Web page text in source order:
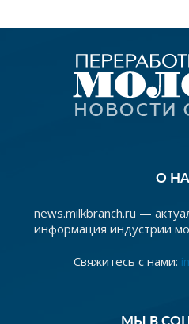
О
news.milkbranch.ru —
информация индустрии
Свяжитесь с нами:
МЫ В